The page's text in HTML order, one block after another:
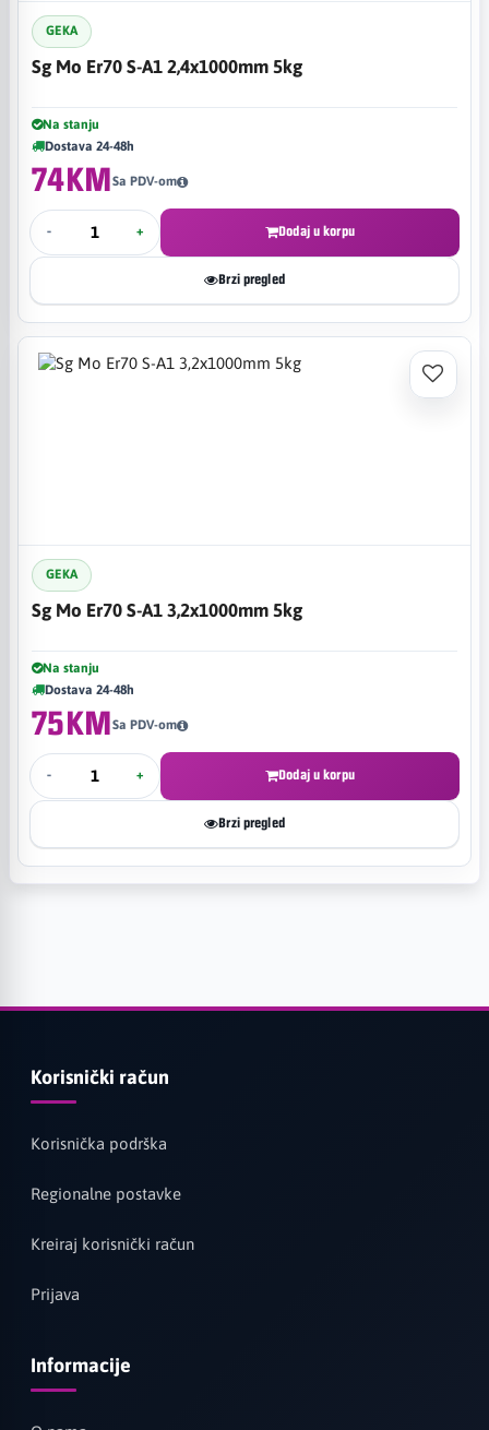
GEKA
Sg Mo Er70 S-A1 2,4x1000mm 5kg
Na stanju
Dostava 24-48h
74KMSa PDV-om
- + Dodaj u korpu
Brzi pregled
GEKA
Sg Mo Er70 S-A1 3,2x1000mm 5kg
Na stanju
Dostava 24-48h
75KMSa PDV-om
- + Dodaj u korpu
Brzi pregled
Korisnički račun
Korisnička podrška
Regionalne postavke
Kreiraj korisnički račun
Prijava
Informacije